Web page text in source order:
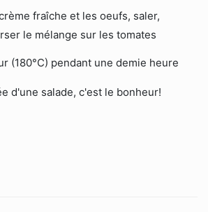
fraîche et les oeufs, saler,
le mélange sur les tomates
(180°C) pendant une demie heure
d'une salade, c'est le bonheur!